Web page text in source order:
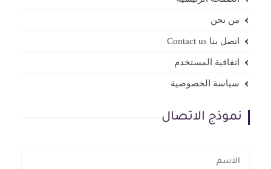
من نحن
اتصل بنا Contact us
اتفاقية المستخدم
سياسة الخصوصية
نموذج الاتصال